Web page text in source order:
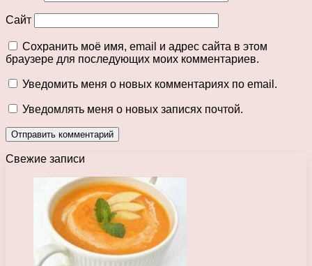
Сайт
Сохранить моё имя, email и адрес сайта в этом
браузере для последующих моих комментариев.
Уведомить меня о новых комментариях по email.
Уведомлять меня о новых записях почтой.
Свежие записи